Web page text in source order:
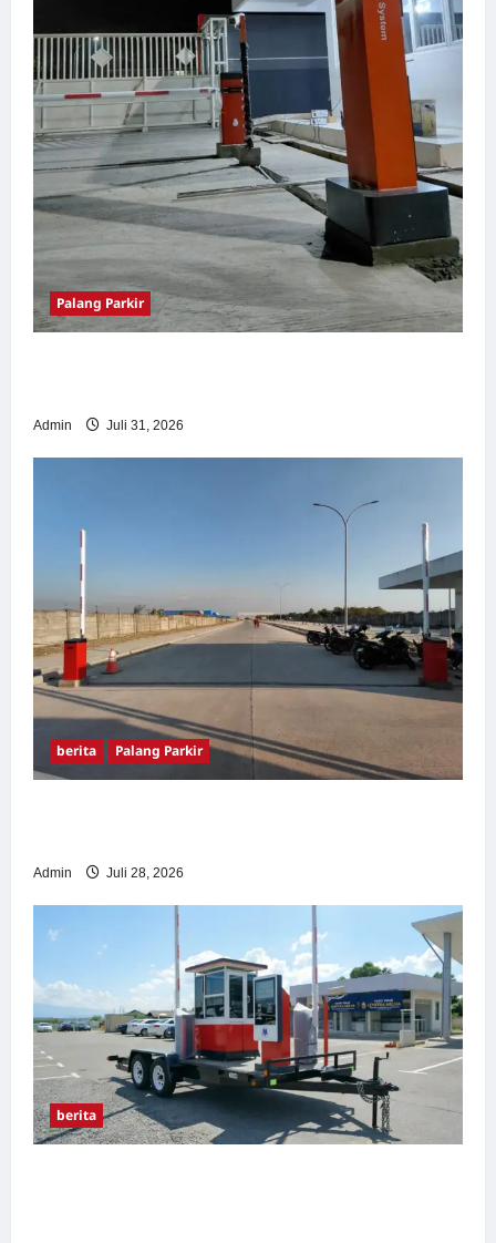
Palang Parkir
Admin Juli 31, 2026
berita Palang Parkir
Admin Juli 28, 2026
berita